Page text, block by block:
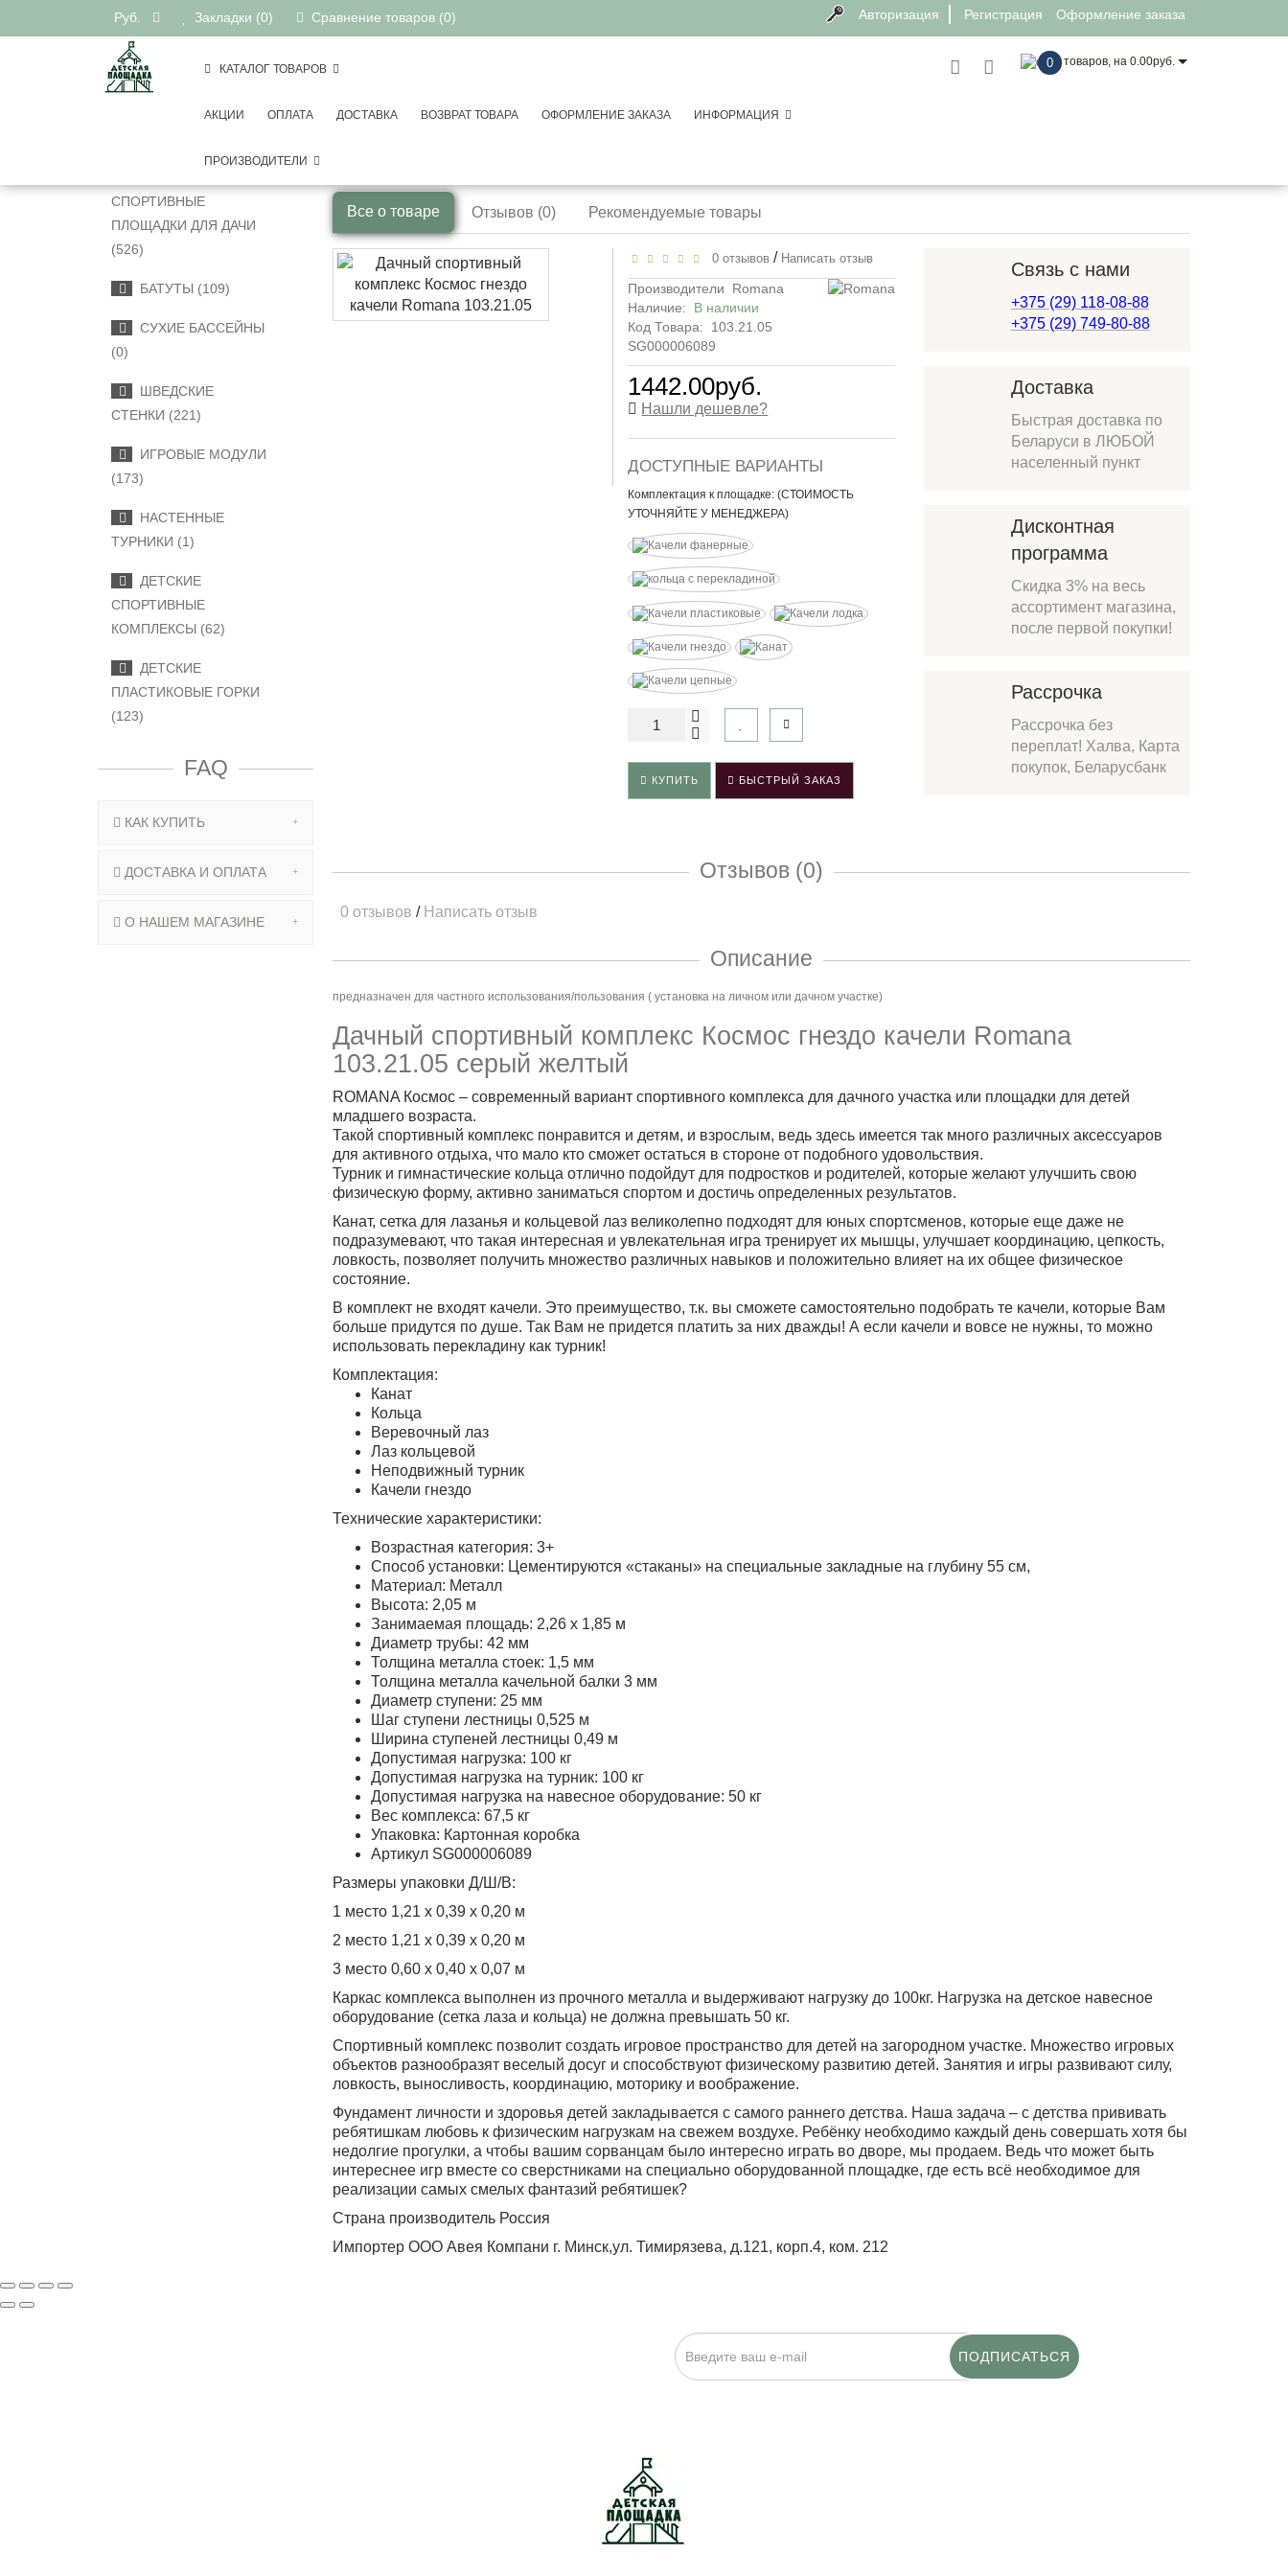
Руб. Закладки (0) Сравнение товаров (0) Авторизация Регистрация Оформление заказа
КАТАЛОГ ТОВАРОВ
АКЦИИ ОПЛАТА ДОСТАВКА ВОЗВРАТ ТОВАРА ОФОРМЛЕНИЕ ЗАКАЗА ИНФОРМАЦИЯ
ПРОИЗВОДИТЕЛИ
0 товаров, на 0.00руб.
СПОРТИВНЫЕ
ПЛОЩАДКИ ДЛЯ ДАЧИ
(526)
БАТУТЫ (109)
СУХИЕ БАССЕЙНЫ
(0)
ШВЕДСКИЕ
СТЕНКИ (221)
ИГРОВЫЕ МОДУЛИ
(173)
НАСТЕННЫЕ
ТУРНИКИ (1)
ДЕТСКИЕ
СПОРТИВНЫЕ
КОМПЛЕКСЫ (62)
ДЕТСКИЕ
ПЛАСТИКОВЫЕ ГОРКИ
(123)
FAQ
КАК КУПИТЬ
ДОСТАВКА И ОПЛАТА
О НАШЕМ МАГАЗИНЕ
Детские спортивные площадки для дачи
Все о товаре Отзывов (0) Рекомендуемые товары
0 отзывов / Написать отзыв
Производители
Romana
Наличие: В наличии
Код Товара:
103.21.05
SG000006089
1442.00руб.
Нашли дешевле?
ДОСТУПНЫЕ ВАРИАНТЫ
Комплектация к площадке: (СТОИМОСТЬ
УТОЧНЯЙТЕ У МЕНЕДЖЕРА)
КУПИТЬ БЫСТРЫЙ ЗАКАЗ
Связь с нами
+375 (29) 118-08-88
+375 (29) 749-80-88
Доставка
Быстрая доставка по
Беларуси в ЛЮБОЙ
населенный пункт
Дисконтная
программа
Скидка 3% на весь
ассортимент магазина,
после первой покупки!
Рассрочка
Рассрочка без
переплат! Халва, Карта
покупок, Беларусбанк
Отзывов (0)
0 отзывов / Написать отзыв
Описание
предназначен для частного использования/пользования ( установка на личном или дачном участке)
Дачный спортивный комплекс Космос гнездо качели Romana
103.21.05 серый желтый
ROMANA Космос – современный вариант спортивного комплекса для дачного участка или площадки для детей
младшего возраста.
Такой спортивный комплекс понравится и детям, и взрослым, ведь здесь имеется так много различных аксессуаров
для активного отдыха, что мало кто сможет остаться в стороне от подобного удовольствия.
Турник и гимнастические кольца отлично подойдут для подростков и родителей, которые желают улучшить свою
физическую форму, активно заниматься спортом и достичь определенных результатов.
Канат, сетка для лазанья и кольцевой лаз великолепно подходят для юных спортсменов, которые еще даже не
подразумевают, что такая интересная и увлекательная игра тренирует их мышцы, улучшает координацию, цепкость,
ловкость, позволяет получить множество различных навыков и положительно влияет на их общее физическое
состояние.
В комплект не входят качели. Это преимущество, т.к. вы сможете самостоятельно подобрать те качели, которые Вам
больше придутся по душе. Так Вам не придется платить за них дважды! А если качели и вовсе не нужны, то можно
использовать перекладину как турник!
Комплектация:
Канат
Кольца
Веревочный лаз
Лаз кольцевой
Неподвижный турник
Качели гнездо
Технические характеристики:
Возрастная категория: 3+
Способ установки: Цементируются «стаканы» на специальные закладные на глубину 55 см,
Материал: Металл
Высота: 2,05 м
Занимаемая площадь: 2,26 х 1,85 м
Диаметр трубы: 42 мм
Толщина металла стоек: 1,5 мм
Толщина металла качельной балки 3 мм
Диаметр ступени: 25 мм
Шаг ступени лестницы 0,525 м
Ширина ступеней лестницы 0,49 м
Допустимая нагрузка: 100 кг
Допустимая нагрузка на турник: 100 кг
Допустимая нагрузка на навесное оборудование: 50 кг
Вес комплекса: 67,5 кг
Упаковка: Картонная коробка
Артикул SG000006089
Размеры упаковки Д/Ш/В:
1 место 1,21 х 0,39 х 0,20 м
2 место 1,21 х 0,39 х 0,20 м
3 место 0,60 х 0,40 х 0,07 м
Каркас комплекса выполнен из прочного металла и выдерживают нагрузку до 100кг. Нагрузка на детское навесное
оборудование (сетка лаза и кольца) не должна превышать 50 кг.
Спортивный комплекс позволит создать игровое пространство для детей на загородном участке. Множество игровых
объектов разнообразят веселый досуг и способствуют физическому развитию детей. Занятия и игры развивают силу,
ловкость, выносливость, координацию, моторику и воображение.
Фундамент личности и здоровья детей закладывается с самого раннего детства. Наша задача – с детства прививать
ребятишкам любовь к физическим нагрузкам на свежем воздухе. Ребёнку необходимо каждый день совершать хотя бы
недолгие прогулки, а чтобы вашим сорванцам было интересно играть во дворе, мы продаем. Ведь что может быть
интереснее игр вместе со сверстниками на специально оборудованной площадке, где есть всё необходимое для
реализации самых смелых фантазий ребятишек?
Страна производитель Россия
Импортер ООО Авея Компани г. Минск,ул. Тимирязева, д.121, корп.4, ком. 212
ПОДПИСАТЬСЯ